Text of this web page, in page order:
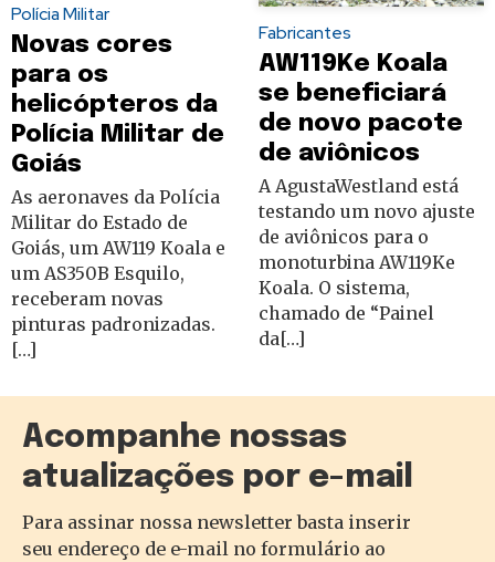
Polícia Militar
Novas cores
para os
helicópteros da
Polícia Militar de
Goiás
As aeronaves da Polícia
Militar do Estado de
Goiás, um AW119 Koala e
um AS350B Esquilo,
receberam novas
pinturas padronizadas.
[…]
Fabricantes
AW119Ke Koala
se beneficiará
de novo pacote
de aviônicos
A AgustaWestland está
testando um novo ajuste
de aviônicos para o
monoturbina AW119Ke
Koala. O sistema,
chamado de “Painel
da[…]
Acompanhe nossas
atualizações por e-mail
Para assinar nossa newsletter basta inserir
seu endereço de e-mail no formulário ao